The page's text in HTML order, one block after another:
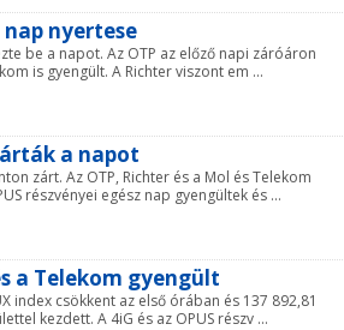
nap nyertese
be a napot. Az OTP az előző napi záróáron
is gyengült. A Richter viszont em ...
a napot
zárt. Az OTP, Richter és a Mol és Telekom
részvényei egész nap gyengültek és ...
a Telekom gyengült
index csökkent az első órában és 137 892,81
kezdett. A 4iG és az OPUS részv ...